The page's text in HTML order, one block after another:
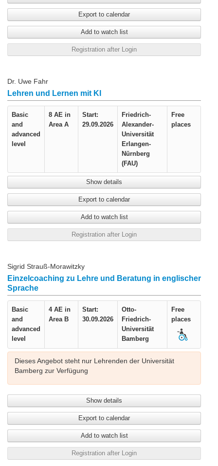
Export to calendar
Add to watch list
Registration after Login
Dr. Uwe Fahr
Lehren und Lernen mit KI
Basic
and
advanced
level
8 AE in
Area A
Start:
29.09.2026
Friedrich-
Alexander-
Universität
Erlangen-
Nürnberg
(FAU)
Free
places
Show details
Export to calendar
Add to watch list
Registration after Login
Sigrid Strauß-Morawitzky
Einzelcoaching zu Lehre und Beratung in englischer
Sprache
Basic
and
advanced
level
4 AE in
Area B
Start:
30.09.2026
Otto-
Friedrich-
Universität
Bamberg
Free
places
Dieses Angebot steht nur Lehrenden der Universität
Bamberg zur Verfügung
Show details
Export to calendar
Add to watch list
Registration after Login